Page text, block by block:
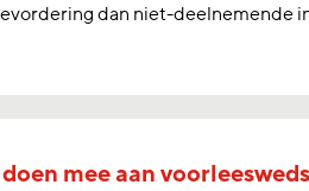
dan niet-deelnemende
mee aan